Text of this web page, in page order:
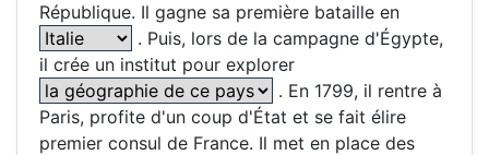
République. Il gagne sa première bataille en
. Puis, lors de la campagne d'Égypte,
il crée un institut pour explorer
. En 1799, il rentre à
Paris, profite d'un coup d'État et se fait élire
premier consul de France. Il met en place des